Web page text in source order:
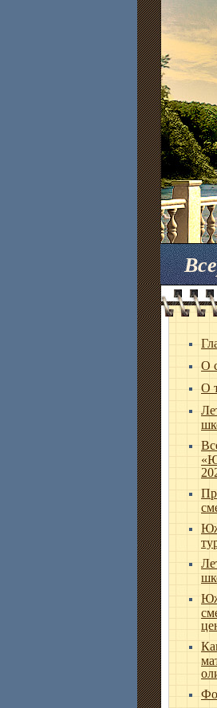
О
О